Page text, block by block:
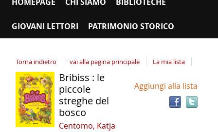
GIOVANI LETTORI PATRIMONIO STORICO
Torna indietro vai alla pagina principale La mia lista
Dettaglio
del
documento
Aggiungi alla lista
Bribiss : le
piccole
streghe del
bosco
Centomo, Katja